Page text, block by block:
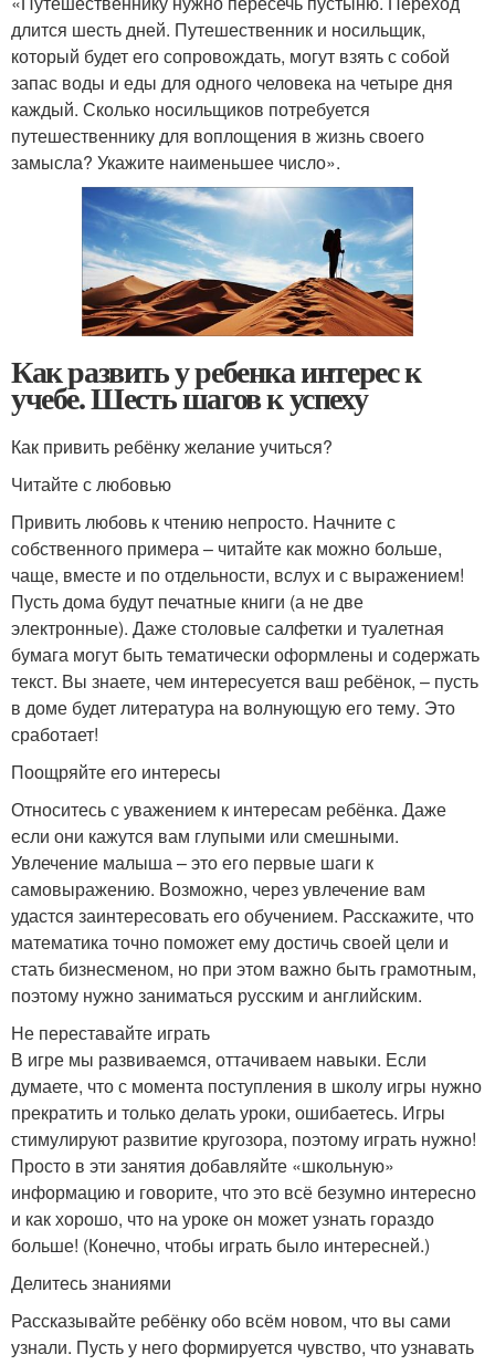
длится шесть дней. Путешественник и носильщик,
который будет его сопровождать, могут взять с собой
запас воды и еды для одного человека на четыре дня
каждый. Сколько носильщиков потребуется
путешественнику для воплощения в жизнь своего
замысла? Укажите наименьшее число».
Как развить у ребенка интерес к
учебе. Шесть шагов к успеху
Как привить ребёнку желание учиться?
Читайте с любовью
Привить любовь к чтению непросто. Начните с
собственного примера – читайте как можно больше,
чаще, вместе и по отдельности, вслух и с выражением!
Пусть дома будут печатные книги (а не две
электронные). Даже столовые салфетки и туалетная
бумага могут быть тематически оформлены и содержать
текст. Вы знаете, чем интересуется ваш ребёнок, – пусть
в доме будет литература на волнующую его тему. Это
сработает!
Поощряйте его интересы
Относитесь с уважением к интересам ребёнка. Даже
если они кажутся вам глупыми или смешными.
Увлечение малыша – это его первые шаги к
самовыражению. Возможно, через увлечение вам
удастся заинтересовать его обучением. Расскажите, что
математика точно поможет ему достичь своей цели и
стать бизнесменом, но при этом важно быть грамотным,
поэтому нужно заниматься русским и английским.
Не переставайте играть
В игре мы развиваемся, оттачиваем навыки. Если
думаете, что с момента поступления в школу игры нужно
прекратить и только делать уроки, ошибаетесь. Игры
стимулируют развитие кругозора, поэтому играть нужно!
Просто в эти занятия добавляйте «школьную»
информацию и говорите, что это всё безумно интересно
и как хорошо, что на уроке он может узнать гораздо
больше! (Конечно, чтобы играть было интересней.)
Делитесь знаниями
Рассказывайте ребёнку обо всём новом, что вы сами
узнали. Пусть у него формируется чувство, что узнавать